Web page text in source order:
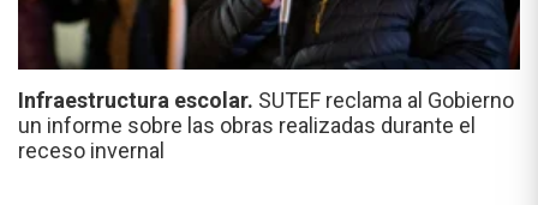
Infraestructura escolar. SUTEF reclama al Gobierno
un informe sobre las obras realizadas durante el
receso invernal